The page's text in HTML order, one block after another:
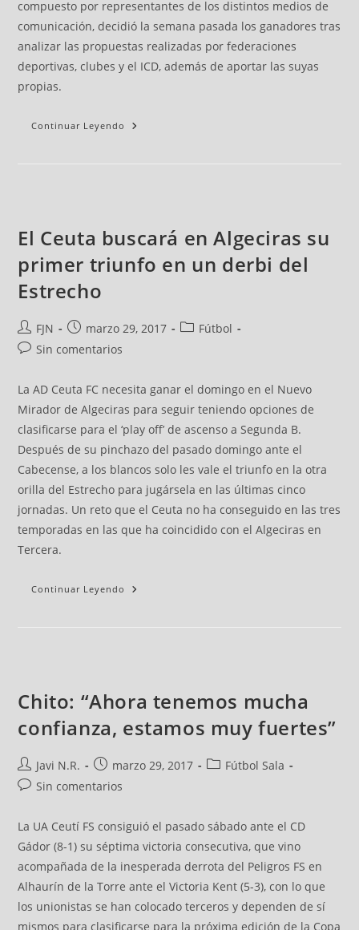
compuesto por representantes de los distintos medios de
comunicación, decidió la semana pasada los ganadores tras
analizar las propuestas realizadas por federaciones
deportivas, clubes y el ICD, además de aportar las suyas
propias.
Continuar Leyendo
El Ceuta buscará en Algeciras su
primer triunfo en un derbi del
Estrecho
FJN marzo 29, 2017
Fútbol
Sin comentarios
La AD Ceuta FC necesita ganar el domingo en el Nuevo
Mirador de Algeciras para seguir teniendo opciones de
clasificarse para el ‘play off’ de ascenso a Segunda B.
Después de su pinchazo del pasado domingo ante el
Cabecense, a los blancos solo les vale el triunfo en la otra
orilla del Estrecho para jugársela en las últimas cinco
jornadas. Un reto que el Ceuta no ha conseguido en las tres
temporadas en las que ha coincidido con el Algeciras en
Tercera.
Continuar Leyendo
Chito: “Ahora tenemos mucha
confianza, estamos muy fuertes”
Javi N.R. marzo 29, 2017
Fútbol Sala
Sin comentarios
La UA Ceutí FS consiguió el pasado sábado ante el CD
Gádor (8-1) su séptima victoria consecutiva, que vino
acompañada de la inesperada derrota del Peligros FS en
Alhaurín de la Torre ante el Victoria Kent (5-3), con lo que
los unionistas se han colocado terceros y dependen de sí
mismos para clasificarse para la próxima edición de la Copa